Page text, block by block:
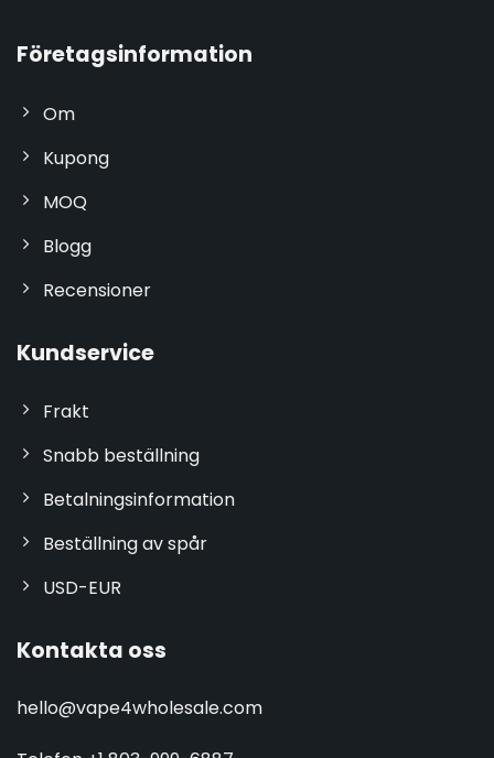
Företagsinformation
Om
Kupong
MOQ
Blogg
Recensioner
Kundservice
Frakt
Snabb beställning
Betalningsinformation
Beställning av spår
USD-EUR
Kontakta oss
hello@vape4wholesale.com